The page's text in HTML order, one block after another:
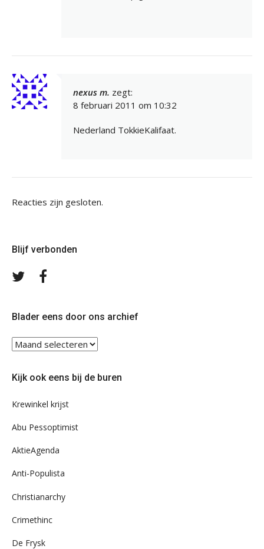
nexus m. zegt:
8 februari 2011 om 10:32
Nederland TokkieKalifaat.
Reacties zijn gesloten.
Blijf verbonden
Volg
Blader eens door ons archief
Blader
eens
ons
Kijk ook eens bij de buren
Krewinkel krijst
Abu Pessoptimist
AktieAgenda
Anti-Populista
Christianarchy
Crimethinc
De Frysk